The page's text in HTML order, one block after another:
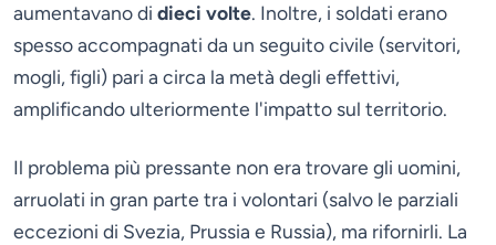
aumentavano di dieci volte. Inoltre, i soldati erano
spesso accompagnati da un seguito civile (servitori,
mogli, figli) pari a circa la metà degli effettivi,
amplificando ulteriormente l'impatto sul territorio.
Il problema più pressante non era trovare gli uomini,
arruolati in gran parte tra i volontari (salvo le parziali
eccezioni di Svezia, Prussia e Russia), ma rifornirli. La